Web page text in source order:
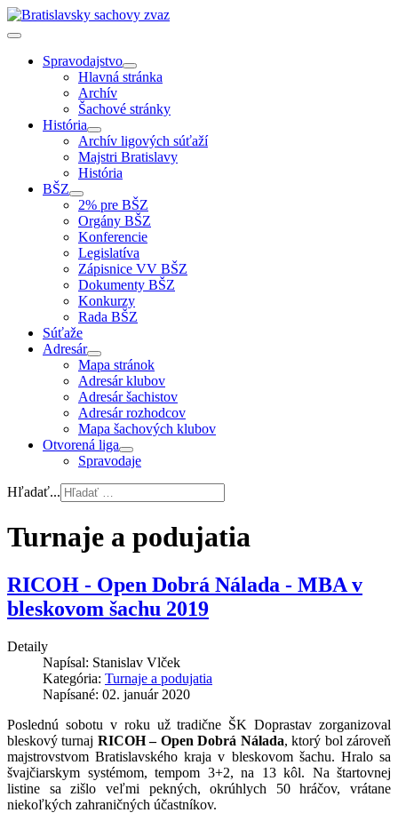
Spravodajstvo
Hlavná stránka
Archív
Šachové stránky
História
Archív ligových súťaží
Majstri Bratislavy
História
BŠZ
2% pre BŠZ
Orgány BŠZ
Konferencie
Legislatíva
Zápisnice VV BŠZ
Dokumenty BŠZ
Konkurzy
Rada BŠZ
Súťaže
Adresár
Mapa stránok
Adresár klubov
Adresár šachistov
Adresár rozhodcov
Mapa šachových klubov
Otvorená liga
Spravodaje
Hľadať...
Turnaje a podujatia
RICOH - Open Dobrá Nálada - MBA v
bleskovom šachu 2019
Detaily
Napísal: Stanislav Vlček
Kategória: Turnaje a podujatia
Napísané: 02. január 2020
Poslednú sobotu v roku už tradične ŠK Doprastav zorganizoval
bleskový turnaj RICOH – Open Dobrá Nálada, ktorý bol zároveň
majstrovstvom Bratislavského kraja v bleskovom šachu. Hralo sa
švajčiarskym systémom, tempom 3+2, na 13 kôl. Na štartovnej
listine sa zišlo veľmi pekných, okrúhlych 50 hráčov, vrátane
niekoľkých zahraničných účastníkov.